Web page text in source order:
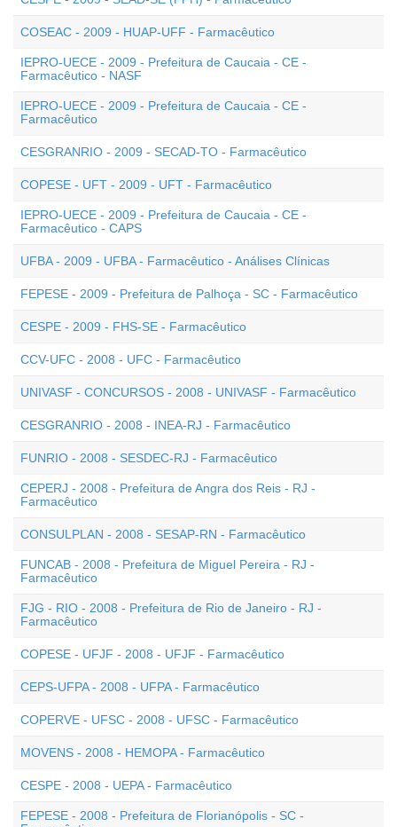
COSEAC - 2009 - HUAP-UFF - Farmacêutico
IEPRO-UECE - 2009 - Prefeitura de Caucaia - CE -
Farmacêutico - NASF
IEPRO-UECE - 2009 - Prefeitura de Caucaia - CE -
Farmacêutico
CESGRANRIO - 2009 - SECAD-TO - Farmacêutico
COPESE - UFT - 2009 - UFT - Farmacêutico
IEPRO-UECE - 2009 - Prefeitura de Caucaia - CE -
Farmacêutico - CAPS
UFBA - 2009 - UFBA - Farmacêutico - Análises Clínicas
FEPESE - 2009 - Prefeitura de Palhoça - SC - Farmacêutico
CESPE - 2009 - FHS-SE - Farmacêutico
CCV-UFC - 2008 - UFC - Farmacêutico
UNIVASF - CONCURSOS - 2008 - UNIVASF - Farmacêutico
CESGRANRIO - 2008 - INEA-RJ - Farmacêutico
FUNRIO - 2008 - SESDEC-RJ - Farmacêutico
CEPERJ - 2008 - Prefeitura de Angra dos Reis - RJ -
Farmacêutico
CONSULPLAN - 2008 - SESAP-RN - Farmacêutico
FUNCAB - 2008 - Prefeitura de Miguel Pereira - RJ -
Farmacêutico
FJG - RIO - 2008 - Prefeitura de Rio de Janeiro - RJ -
Farmacêutico
COPESE - UFJF - 2008 - UFJF - Farmacêutico
CEPS-UFPA - 2008 - UFPA - Farmacêutico
COPERVE - UFSC - 2008 - UFSC - Farmacêutico
MOVENS - 2008 - HEMOPA - Farmacêutico
CESPE - 2008 - UEPA - Farmacêutico
FEPESE - 2008 - Prefeitura de Florianópolis - SC -